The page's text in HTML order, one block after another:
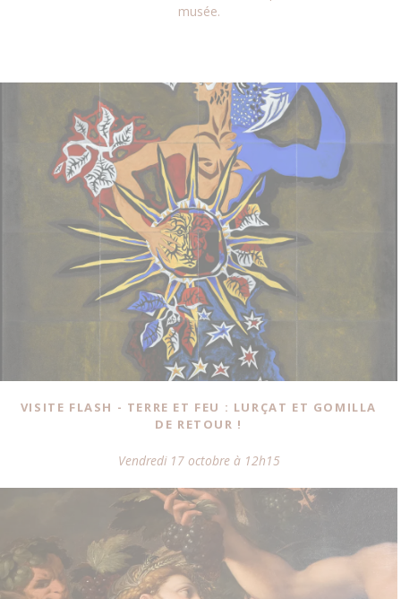
musée.
VISITE FLASH - TERRE ET FEU : LURÇAT ET GOMILLA
DE RETOUR !
Vendredi 17 octobre à 12h15